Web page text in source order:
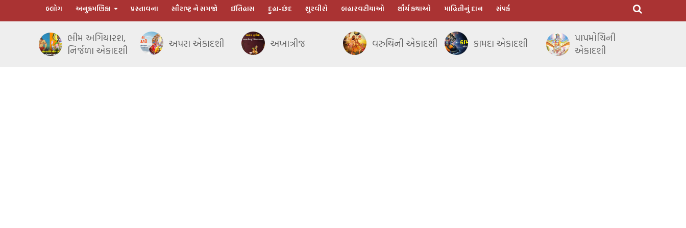
બ્લોગ અનુક્રમણિકા પ્રસ્તાવના સૌરાષ્ટ્ર ને સમજો ઈતિહાસ દુહા-છંદ શુરવીરો બહારવટીયાઓ શૌર્ય કથાઓ માહિતીનું દાન સંપર્ક
ભીમ અગિયારશ,
નિર્જળા એકાદશી
અપરા એકાદશી અખાત્રીજ વરુથિની એકાદશી કામદા એકાદશી
પાપમોચિની
એકાદશી